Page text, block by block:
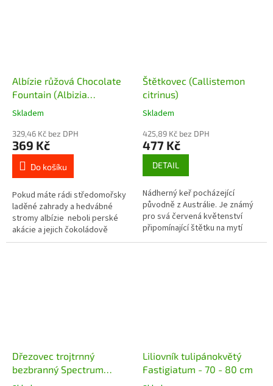
Albízie růžová Chocolate
Fountain (Albizia
julibrissin Chocolate
Skladem
329,46 Kč bez DPH
369 Kč
Do košíku
Pokud máte rádi středomořsky
laděné zahrady a hedvábné
stromy albízie neboli perské
akácie a jejich čokoládově
zbarvenou formu Summer
Štětkovec (Callistemon
citrinus)
Skladem
425,89 Kč bez DPH
477 Kč
DETAIL
Nádherný keř pocházející
původně z Austrálie. Je známý
pro svá červená květenství
připomínající štětku na mytí
lahví, proto anglický název
Dřezovec trojtrnný
bezbranný Spectrum
(Gleditsia triacanthos
Liliovník tulipánokvětý
Fastigiatum - 70 - 80 cm